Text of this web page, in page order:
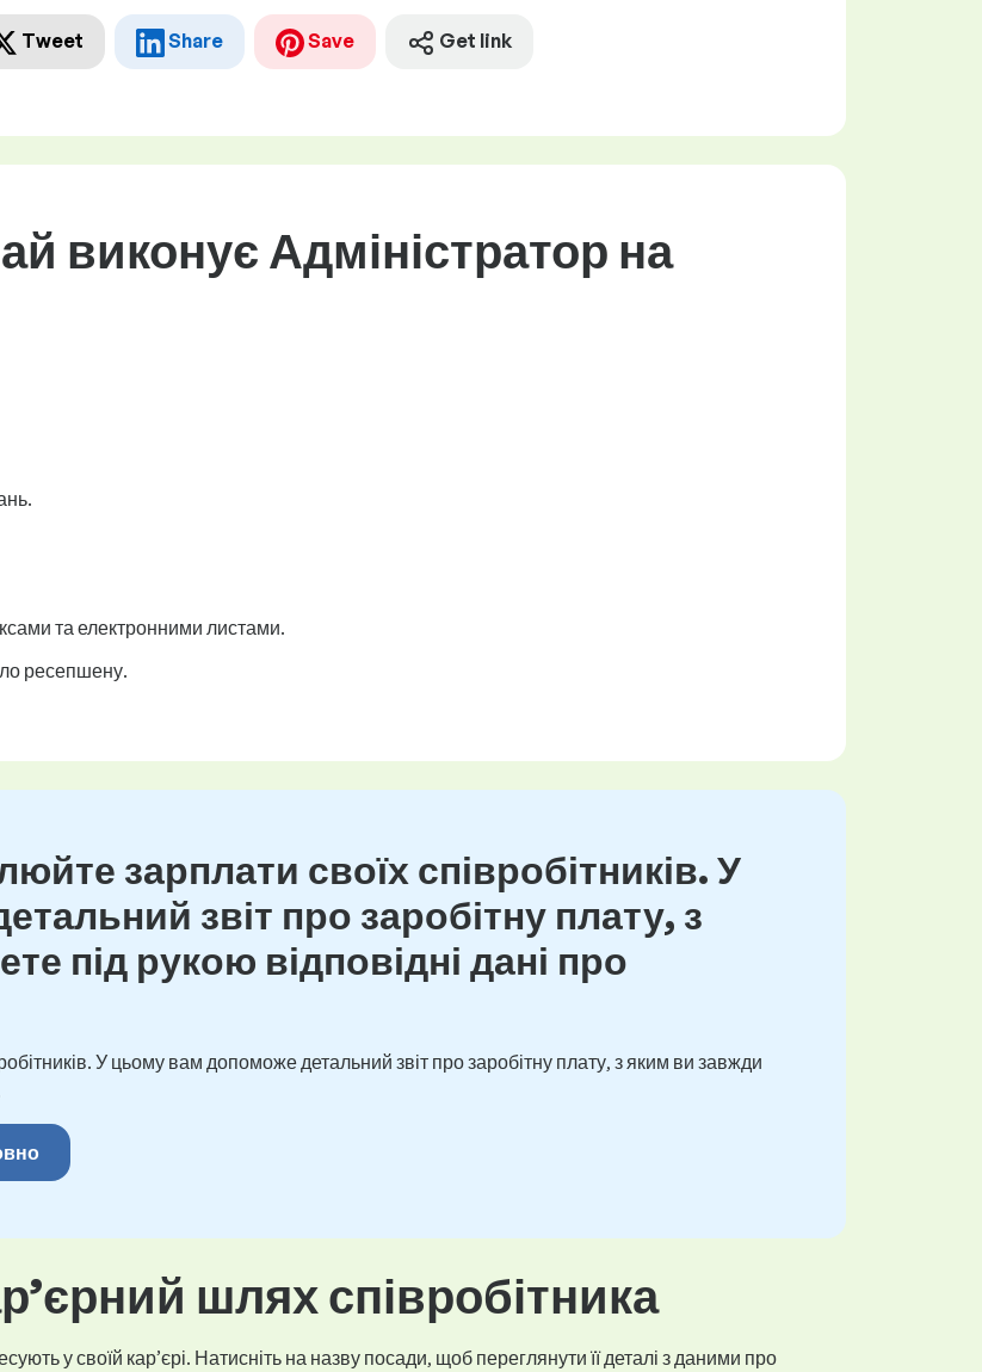
Tweet Share Save Get link
виконує Адміністратор на
та електронними листами.
ресепшену.
зарплати своїх співробітників. У
звіт про заробітну плату, з
під рукою відповідні дані про
У цьому вам допоможе детальний звіт про заробітну плату, з яким ви завжди
шлях співробітника
у своїй кар’єрі. Натисніть на назву посади, щоб переглянути її деталі з даними про